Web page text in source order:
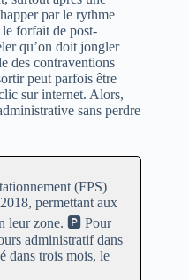
par le rythme
forfait de post-
qu’on doit jongler
des contraventions
peut parfois être
sur internet. Alors,
sans perdre
(FPS)
permettant aux
leur zone. 🅿️ Pour
administratif dans
dans trois mois, le